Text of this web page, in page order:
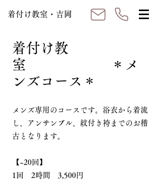
着付け教室・吉岡
着付け教
室 ＊メ
ンズコース＊
メンズ専用のコースです。浴衣から着流
し、アンサンブル、紋付き袴までのお稽
古となります。
【~20回】
1回 2時間 3,500円